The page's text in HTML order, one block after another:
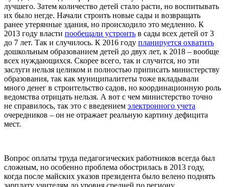
лучшего. Затем количество детей стало расти, но воспитывать
их было негде. Начали строить новые сады и возвращать
ранее утерянные здания, но происходило это медленно. К
2013 году власти пообещали устроить в сады всех детей от 3
до 7 лет. Так и случилось. К 2016 году планируется охватить
дошкольным образованием детей до двух лет, к 2018 – вообще
всех нуждающихся. Скорее всего, так и случится, но эти
заслуги нельзя целиком и полностью приписать министерству
образования, так как муниципалитеты тоже вкладывали
много денег в строительство садов, но координационную роль
ведомства отрицать нельзя. А вот с чем министерство точно
не справилось, так это с введением электронного учета
очередников – он не отражает реальную картину дефицита
мест.
Вопрос оплаты труда педагогических работников всегда был
сложным, но особенно проблема обострилась в 2013 году,
когда после майских указов президента было велено поднять